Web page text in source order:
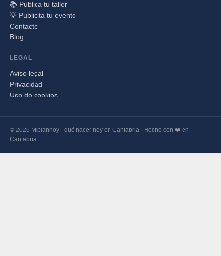
📚 Publica tu taller
💡 Publicita tu evento
Contacto
Blog
LEGAL
Aviso legal
Privacidad
Uso de cookies
© 2026 Miplanhoy - qué hacer hoy en Cantabria · Hecho con ❤️ en
Cantabria